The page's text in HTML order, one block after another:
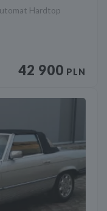
Hardtop
42 900 PLN